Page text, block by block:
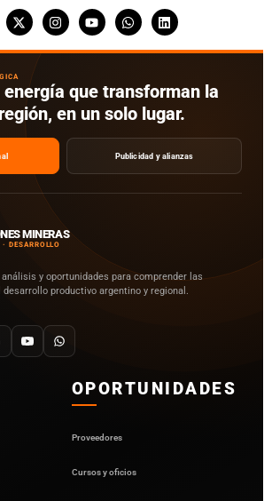
que transforman la
en un solo lugar.
Publicidad y alianzas
MINERAS
DESARROLLO
y oportunidades para comprender las
productivo argentino y regional.
OPORTUNIDADES
Proveedores
Cursos y oficios